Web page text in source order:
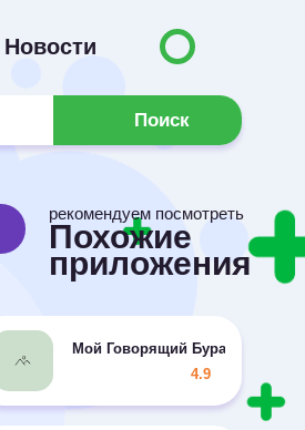
Новости
Поиск
рекомендуем посмотреть
Похожие
приложения
Мой Говорящий Буратино MOD
4.9